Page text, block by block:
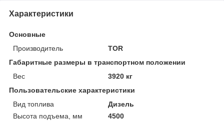
Характеристики
Основные
Производитель
TOR
Габаритные размеры в транспортном положении
Вес
3920 кг
Пользовательские характеристики
Вид топлива
Дизель
Высота подъема, мм
4500